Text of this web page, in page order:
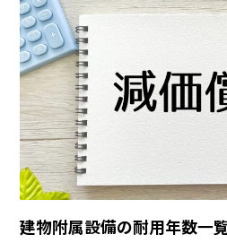
建物附属設備の耐用年数一